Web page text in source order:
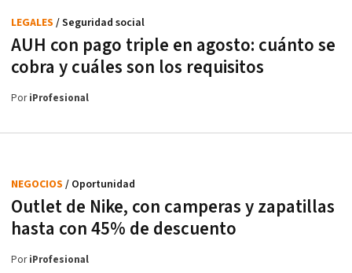
AUH con pago triple en agosto: cuánto se
cobra y cuáles son los requisitos
LEGALES / Seguridad social
PoriProfesional
Outlet de Nike, con camperas y zapatillas
hasta con 45% de descuento
NEGOCIOS / Oportunidad
PoriProfesional